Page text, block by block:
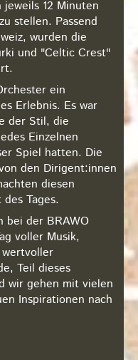
12 Minuten
stellen. Passend
wurden die
und "Celtic Crest"
ein
Erlebnis. Es war
der Stil, die
Einzelnen
Spiel hatten. Die
den Dirigent:innen
diesen
Tages.
bei der BRAWO
voller Musik,
Teil dieses
wir gehen mit vielen
Inspirationen nach